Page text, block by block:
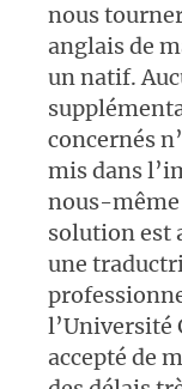
nous
anglais de
un natif.
concernés
mis dans
nous-
solution est
une
l’Université
accepté de